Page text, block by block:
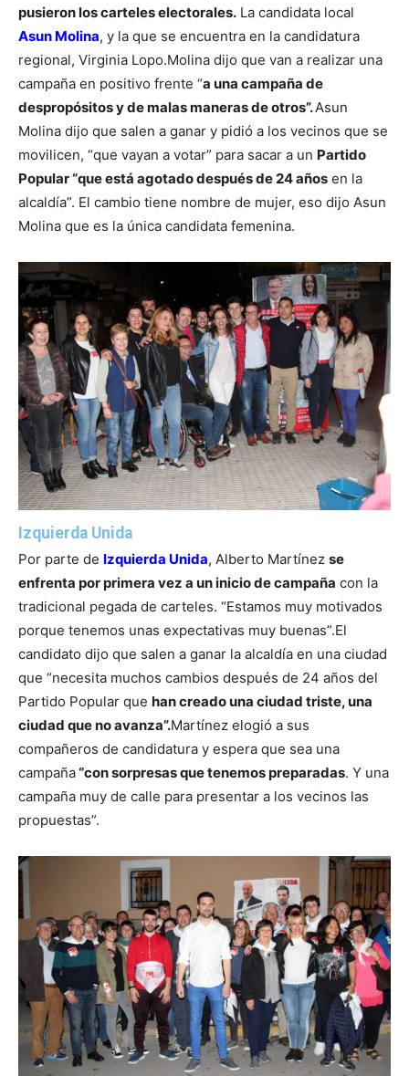
pusieron los carteles electorales. La candidata local
Asun Molina, y la que se encuentra en la candidatura
regional, Virginia Lopo.Molina dijo que van a realizar una
campaña en positivo frente “a una campaña de
despropósitos y de malas maneras de otros”.Asun
Molina dijo que salen a ganar y pidió a los vecinos que se
movilicen, “que vayan a votar” para sacar a un Partido
Popular “que está agotado después de 24 años en la
alcaldía”. El cambio tiene nombre de mujer, eso dijo Asun
Molina que es la única candidata femenina.
Izquierda Unida
Por parte de Izquierda Unida, Alberto Martínez se
enfrenta por primera vez a un inicio de campaña con la
tradicional pegada de carteles. “Estamos muy motivados
porque tenemos unas expectativas muy buenas”.El
candidato dijo que salen a ganar la alcaldía en una ciudad
que “necesita muchos cambios después de 24 años del
Partido Popular que han creado una ciudad triste, una
ciudad que no avanza”.Martínez elogió a sus
compañeros de candidatura y espera que sea una
campaña“con sorpresas que tenemos preparadas. Y una
campaña muy de calle para presentar a los vecinos las
propuestas”.